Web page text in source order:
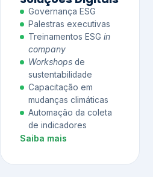
Governança ESG
Palestras executivas
Treinamentos ESG in
company
Workshops de
sustentabilidade
Capacitação em
mudanças climáticas
Automação da coleta
de indicadores
Saiba mais